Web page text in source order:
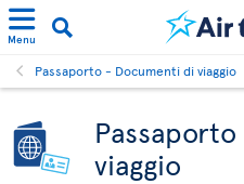
Menu
Passaporto - Documenti di viaggio
viaggio